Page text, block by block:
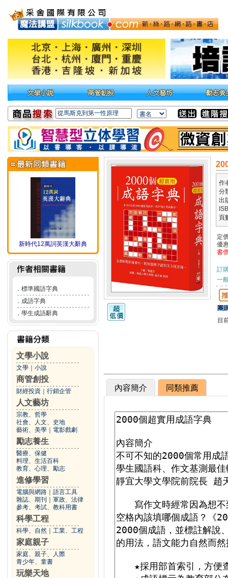
新時代12萬詞英漢大辭典
． 標準國語字典
． 成語字典
． 學生成語辭典
文學小說
文學 小說
商管創投
財經投資 行銷企管
人文藝坊
宗教、哲學
社會、人文、史地
藝術、美學
電影戲劇
勵志養生
醫療、保健
料理、生活百科
教育、心理、勵志
進修學習
電腦與網路
語言工具
雜誌、期刊
軍政、法律
參考、考試、教科用書
科學工程
科學、自然 工業、工程
家庭親子
家庭、親子、人際
青少年、童書
玩樂天地
作
分
出
頁
定
優
書
訂
一
團
目
內容簡介 同類推薦